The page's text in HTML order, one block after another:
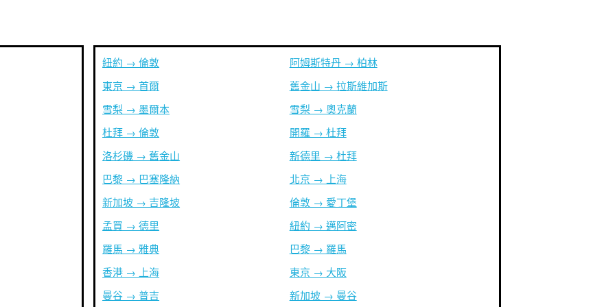
紐約 → 倫敦
東京 → 首爾
雪梨 → 墨爾本
杜拜 → 倫敦
洛杉磯 → 舊金山
巴黎 → 巴塞隆納
新加坡 → 吉隆坡
孟買 → 德里
羅馬 → 雅典
香港 → 上海
曼谷 → 普吉
阿姆斯特丹 → 柏林
舊金山 → 拉斯維加斯
雪梨 → 奧克蘭
開羅 → 杜拜
新德里 → 杜拜
北京 → 上海
倫敦 → 愛丁堡
紐約 → 邁阿密
巴黎 → 羅馬
東京 → 大阪
新加坡 → 曼谷